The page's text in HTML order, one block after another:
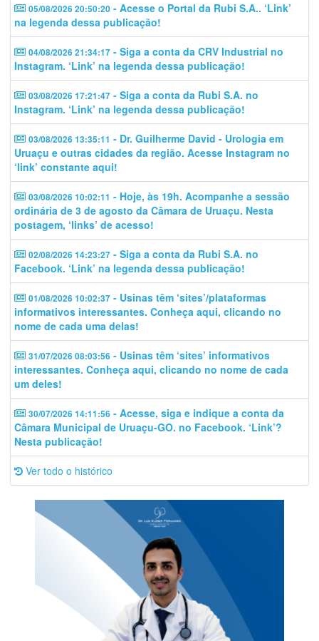
05/08/2026 20:50:20 - Acesse o Portal da Rubi S.A.. ‘Link’
na legenda dessa publicação!
04/08/2026 21:34:17 - Siga a conta da CRV Industrial no
Instagram. ‘Link’ na legenda dessa publicação!
03/08/2026 17:21:47 - Siga a conta da Rubi S.A. no
Instagram. ‘Link’ na legenda dessa publicação!
03/08/2026 13:35:11 - Dr. Guilherme David - Urologia em
Uruaçu e outras cidades da região. Acesse Instagram no
‘link’ constante aqui!
03/08/2026 10:02:11 - Hoje, às 19h. Acompanhe a sessão
ordinária de 3 de agosto da Câmara de Uruaçu. Nesta
postagem, ‘links’ de acesso!
02/08/2026 14:23:27 - Siga a conta da Rubi S.A. no
Facebook. ‘Link’ na legenda dessa publicação!
01/08/2026 10:02:37 - Usinas têm ‘sites’/plataformas
informativos interessantes. Conheça aqui, clicando no
nome de cada uma delas!
31/07/2026 08:03:56 - Usinas têm ‘sites’ informativos
interessantes. Conheça aqui, clicando no nome de cada
um deles!
30/07/2026 14:11:56 - Acesse, siga e indique a conta da
Câmara Municipal de Uruaçu-GO. no Facebook. ‘Link’?
Nesta publicação!
Ver todo o histórico